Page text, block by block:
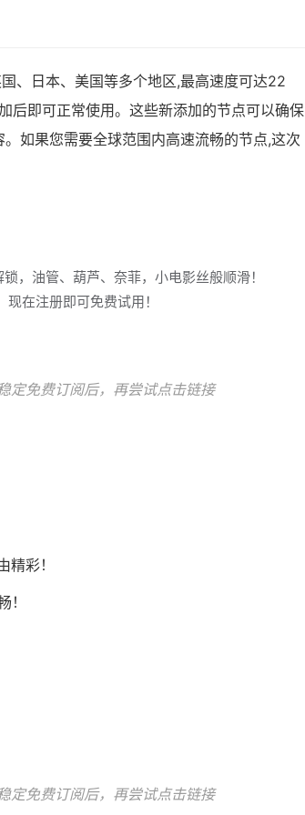
、日本、美国等多个地区,最高速度可达22
后即可正常使用。这些新添加的节点可以确保
如果您需要全球范围内高速流畅的节点,这次
，油管、葫芦、奈菲，小电影丝般顺滑！
在注册即可免费试用！
定免费订阅后，再尝试点击链接
彩！
定免费订阅后，再尝试点击链接